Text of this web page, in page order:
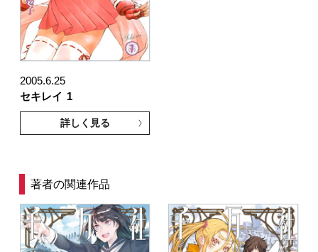
2005.6.25
セキレイ 1
詳しく見る
著者の関連作品